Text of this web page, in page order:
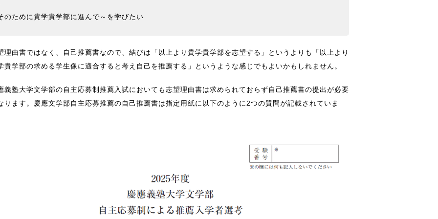
のために貴学貴学部に進んで～を学びたい
理由書ではなく、自己推薦書なので、結びは「以上より貴学貴学部を志望する」というよりも「以上より
貴学部の求める学生像に適合すると考え自己を推薦する」というような感じでもよいかもしれません。
義塾大学文学部の自主応募制推薦入試においても志望理由書は求められておらず自己推薦書の提出が必要
ります。慶應文学部自主応募推薦の自己推薦書は指定用紙に以下のように2つの質問が記載されていま